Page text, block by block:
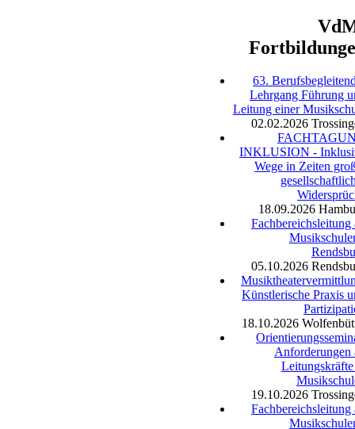
63.
Lehrgang Führung
Leitung einer
02.02.2026
INKLUSION -
Wege in Zeiten
18.09.2026
Fachbereichsleitung
05.10.2026
Künstlerische Praxis
18.10.2026
Anforderungen
19.10.2026
Fachbereichsleitung